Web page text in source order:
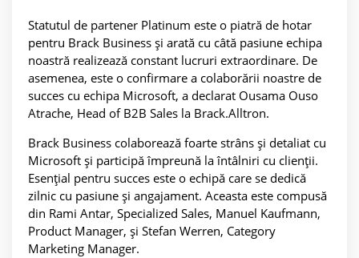
Statutul de partener Platinum este o piatră de hotar
pentru Brack Business și arată cu câtă pasiune echipa
noastră realizează constant lucruri extraordinare. De
asemenea, este o confirmare a colaborării noastre de
succes cu echipa Microsoft, a declarat Ousama Ouso
Atrache, Head of B2B Sales la Brack.Alltron.
Brack Business colaborează foarte strâns și detaliat cu
Microsoft și participă împreună la întâlniri cu clienții.
Esențial pentru succes este o echipă care se dedică
zilnic cu pasiune și angajament. Aceasta este compusă
din Rami Antar, Specialized Sales, Manuel Kaufmann,
Product Manager, și Stefan Werren, Category
Marketing Manager.